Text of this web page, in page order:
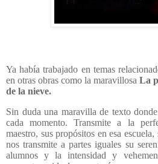
Ya había trabajado en temas
en otras obras como la maravillosa La
de la nieve.
Sin duda una maravilla de texto
cada momento. Transmite a la
maestro, sus propósitos en esa
nos transmite a partes iguales su
alumnos y la intensidad y